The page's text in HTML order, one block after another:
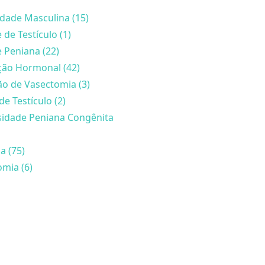
Masculina (15)
de Testículo (1)
Peniana (22)
Hormonal (42)
de Vasectomia (3)
Testículo (2)
Peniana Congênita
(75)
(6)